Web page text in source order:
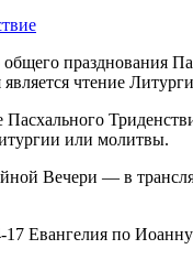
празднования
чтение
или молитвы.
Вечери — в
Евангелия по